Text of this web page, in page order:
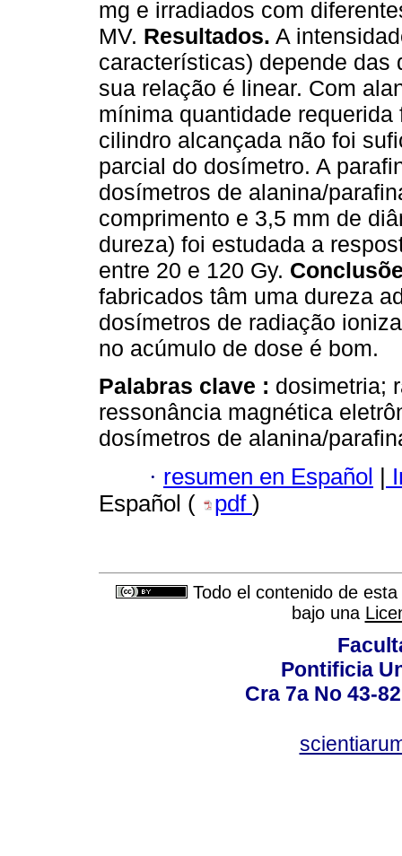
mg e irradiados com
MV. Resultados. A
características) depende
sua relação é linear. Com
mínima quantidade
cilindro alcançada não foi
parcial do dosímetro. A
dosímetros de alanina/
comprimento e 3,5 mm de
dureza) foi estudada a
entre 20 e 120 Gy.
fabricados tâm uma dureza
dosímetros de radiação
no acúmulo de dose é bom.
Palabras clave : dosimetria;
ressonância magnética
dosímetros de alanina/
· resumen en Español |
Español (
pdf )
Todo el contenido de
bajo una
Pontificia
Cra 7a No 43-